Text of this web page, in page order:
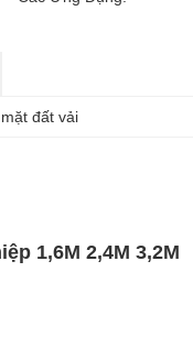
đất vải
1,6M 2,4M 3,2M